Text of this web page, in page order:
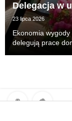
Delegacja w
23 lipca 2026
Ekonomia
delegują prace